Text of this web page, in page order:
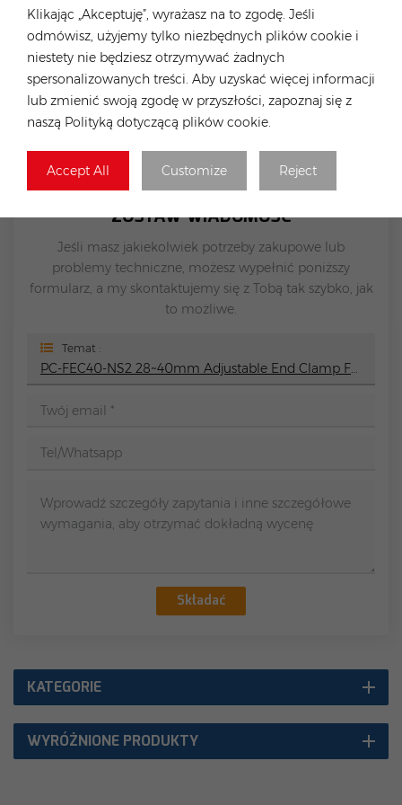
Klikając „Akceptuję”, wyrażasz na to zgodę. Jeśli
odmówisz, użyjemy tylko niezbędnych plików cookie i
niestety nie będziesz otrzymywać żadnych
spersonalizowanych treści. Aby uzyskać więcej informacji
lub zmienić swoją zgodę w przyszłości, zapoznaj się z
naszą Polityką dotyczącą plików cookie.
Accept All Customize Reject
System Montażu Paneli Słonecznych Na Dachu
Dachówkowym
Poprzedni
PC-DEC01-NS2 30/35mm Adjustable End Clamp
Silver or Black For RA-SSC Rails
SK-SSC-01 RA-SSC rail connector
ZOSTAW WIADOMOŚĆ
Jeśli masz jakiekolwiek potrzeby zakupowe lub
problemy techniczne, możesz wypełnić poniższy
formularz, a my skontaktujemy się z Tobą tak szybko, jak
to możliwe.
Temat :
PC-FEC40-NS2 28~40mm Adjustable End Clamp For RA-SSC Rails
Składać
KATEGORIE
WYRÓŻNIONE PRODUKTY